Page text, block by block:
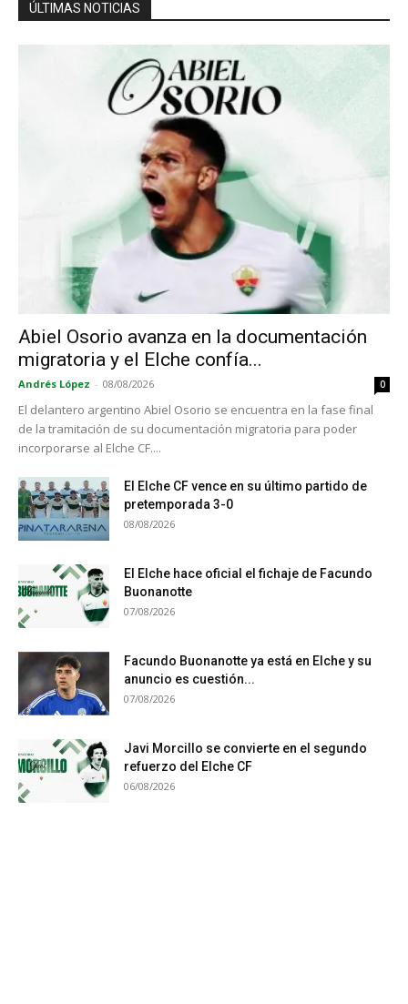
ÚLTIMAS NOTICIAS
Abiel Osorio avanza en la documentación
migratoria y el Elche confía...
Andrés López - 08/08/2026 0
El delantero argentino Abiel Osorio se encuentra en la fase final
de la tramitación de su documentación migratoria para poder
incorporarse al Elche CF....
El Elche CF vence en su último partido de
pretemporada 3-0
08/08/2026
El Elche hace oficial el fichaje de Facundo
Buonanotte
07/08/2026
Facundo Buonanotte ya está en Elche y su
anuncio es cuestión...
07/08/2026
Javi Morcillo se convierte en el segundo
refuerzo del Elche CF
06/08/2026